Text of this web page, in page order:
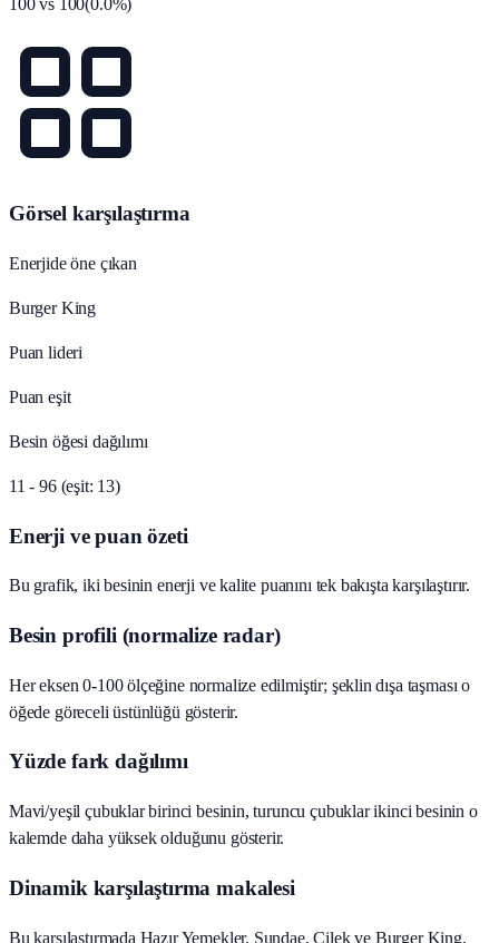
100vs 100(0.0%)
Görsel karşılaştırma
Enerjide öne çıkan
Burger King
Puan lideri
Puan eşit
Besin öğesi dağılımı
11 - 96 (eşit: 13)
Enerji ve puan özeti
Bu grafik, iki besinin enerji ve kalite puanını tek bakışta karşılaştırır.
Besin profili (normalize radar)
Her eksen 0-100 ölçeğine normalize edilmiştir; şeklin dışa taşması o
öğede göreceli üstünlüğü gösterir.
Yüzde fark dağılımı
Mavi/yeşil çubuklar birinci besinin, turuncu çubuklar ikinci besinin o
kalemde daha yüksek olduğunu gösterir.
Dinamik karşılaştırma makalesi
Bu karşılaştırmada Hazır Yemekler, Sundae, Çilek ve Burger King,